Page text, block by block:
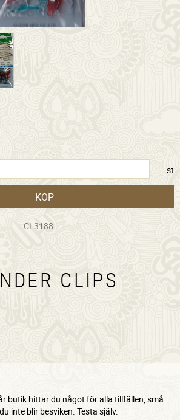
st
KÖP
CL3188
CLIPS
butik hittar du något för alla tillfällen, små
inte blir besviken. Testa själv.